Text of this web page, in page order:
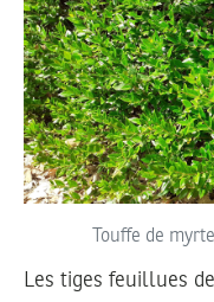
Touffe de
Les tiges feuillues